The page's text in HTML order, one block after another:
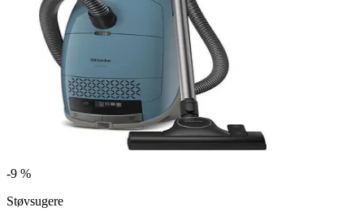
-9 %
Støvsugere